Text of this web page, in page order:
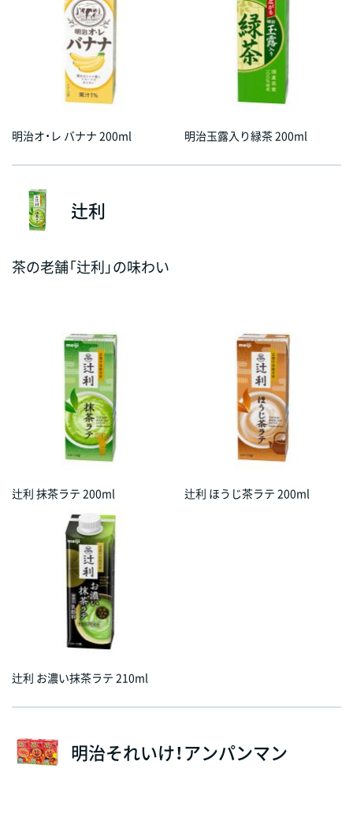
明治オ・レ バナナ 200ml 明治玉露入り緑茶 200ml
辻󠄀利
茶の老舗「辻󠄀利」の味わい
辻󠄀利 抹茶ラテ 200ml 辻󠄀利 ほうじ茶ラテ 200ml
辻󠄀利 お濃い抹茶ラテ 210ml
明治それいけ！アンパンマン